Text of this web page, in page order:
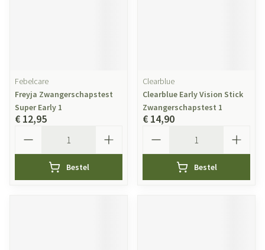
Febelcare
Freyja Zwangerschapstest
Super Early 1
€ 12,95
Bestel
Clearblue
Clearblue Early Vision Stick
Zwangerschapstest 1
€ 14,90
Bestel